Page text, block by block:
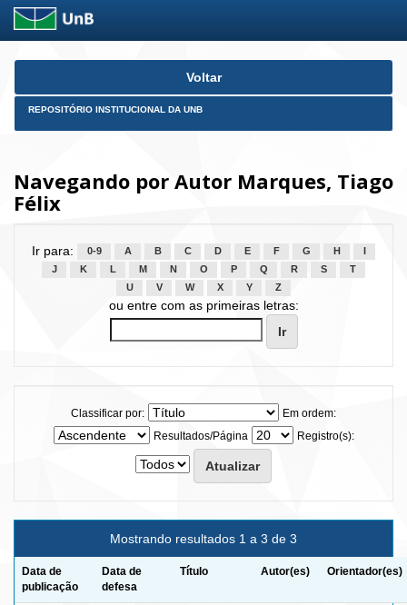
Skip
Voltar
REPOSITÓRIO INSTITUCIONAL DA UNB
Navegando por Autor Marques, Tiago
Félix
Ir para: 0-9 A B C D E F G H
J
K L M N O P Q R S
T
U
V W X Y Z
ou entre com as primeiras letras:
Classificar por:
Em ordem:
Resultados/Página
Registro(s):
Mostrando resultados 1 a 3 de 3
Data de
publicação
Data de
defesa
Título Autor(es) Orientador(es)